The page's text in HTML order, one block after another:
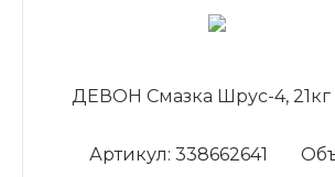
ДЕВОН Смазка Шрус-4, 21кг
Артикул: 338662641